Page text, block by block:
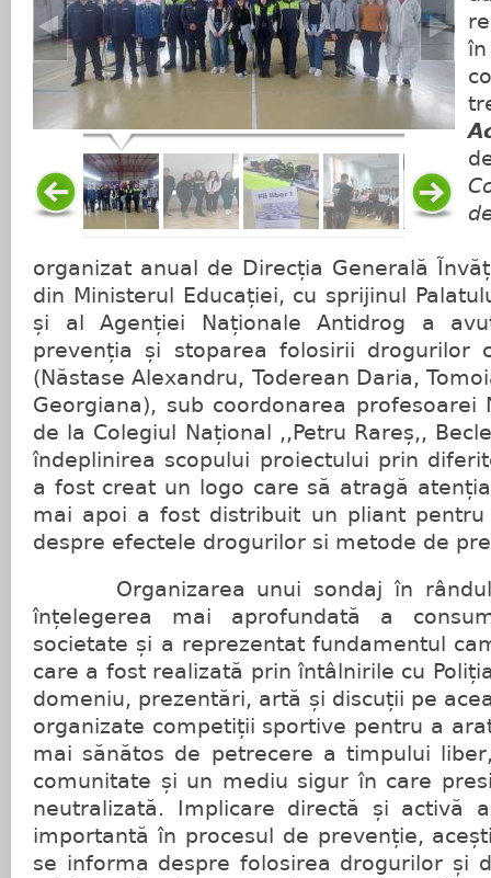
organizat anual de Direcția Generală
din Ministerul Educației, cu sprijinul
și al Agenției Naționale Antidrog a
prevenția și stoparea folosirii drogurilor
(Năstase Alexandru, Toderean Daria,
Georgiana), sub coordonarea profesoarei
de la Colegiul Național ,,Petru Rareș,,
îndeplinirea scopului proiectului prin
a fost creat un logo care să atragă
mai apoi a fost distribuit un pliant pentru
despre efectele drogurilor si metode de
Organizarea unui sondaj în rândul
înțelegerea mai aprofundată a
societate și a reprezentat fundamentul
care a fost realizată prin întâlnirile cu
domeniu, prezentări, artă și discuții pe
organizate competiții sportive pentru a
mai sănătos de petrecere a timpului
comunitate și un mediu sigur în care
neutralizată. Implicare directă și activă
importantă în procesul de prevenție,
se informa despre folosirea drogurilor și